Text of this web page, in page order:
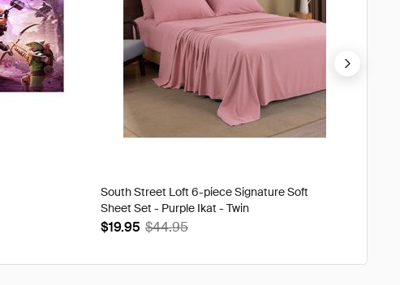
South Street Loft 6-piece Signature Soft
Sheet Set - Purple Ikat - Twin
$19.95 $44.95